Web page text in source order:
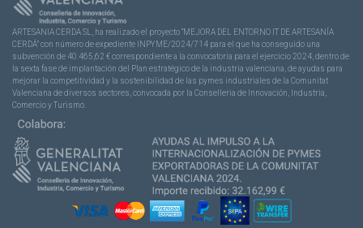
ARTESANIA CERDA SL, ha realizado el proyecto “MEJORA DEL ENTORNO IT DE ARTESANÍA
CERDÁ” con número de expediente INPYME/2024/714 para el que ha conseguido una
subvención de 40.465,62 € correspondiente a la convocatoria para el ejercicio 2024, dentro de
la sexta fase de implantación del Plan estratégico de la industria valenciana, de ayudas para
mejorar la competitividad y la sostenibilidad de las pymes industriales de la Comunitat
Valenciana de diversos sectores, convocada por la Conselleria de Innovación, Industria,
Comercio y Turismo.